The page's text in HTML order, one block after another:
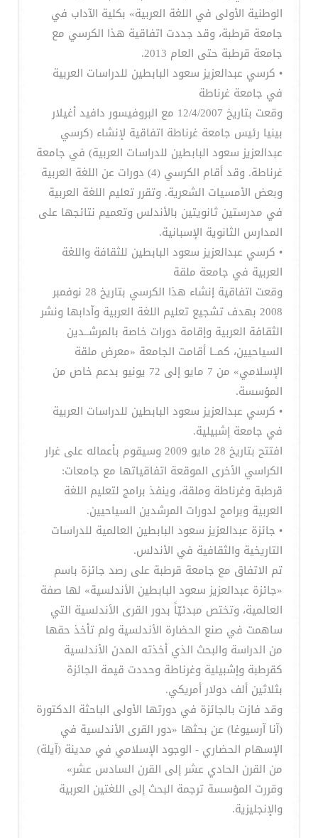
الوطنية الأولى في اللغة العربية» بكلية الآداب في
جامعة قرطبة، وقد جددت اتفاقية هذا الكرسي مع
جامعة قرطبة حتى العام 2013.
• كرسي عبدالعزيز سعود البابطين للدراسات العربية
في جامعة غرناطة
وقعت بتاريخ 12/4/2007 مع البروفيسور دافيد أغيلار
بينيا رئيس جامعة غرناطة اتفاقية لإنشاء (كرسي
عبدالعزيز سعود البابطين للدراسات العربية) في جامعة
غرناطة. وقد أقام الكرسي (4) دورات عن اللغة العربية
وبعض الأمسيات الشعرية. وتقرر تعليم اللغة العربية
في مدرستين ثانويتين بالأندلس وتعميم نتائجها على
المدارس الثانوية الإسبانية.
• كرسي عبدالعزيز سعود البابطين للثقافة واللغة
العربية في جامعة ملقة
وقعت اتفاقية إنشاء هذا الكرسي بتاريخ 28 نوفمبر
2008 بهدف تشجيع تعليم اللغة العربية وآدابها ونشر
الثقافة العربية وإقامة دورات خاصة بالمرشــدين
السياحيين، كمــا أقامت الجامعة «معرض ملقة
الإسلامي» من 7 مايو إلى 72 يونيو بدعم خاص من
المؤسسة.
• كرسي عبدالعزيز سعود البابطين للدراسات العربية
في جامعة إشبيلية.
افتتح بتاريخ 28 مايو 2009 وسيقوم بأعماله على غرار
الكراسي الأخرى الموقعة اتفاقياتها مع جامعات:
قرطبة وغرناطة وملقة، وينفذ برامج لتعليم اللغة
العربية وبرامج لدورات المرشدين السياحيين.
• جائزة عبدالعزيز سعود البابطين العالمية للدراسات
التاريخية والثقافية في الأندلس.
تم الاتفاق مع جامعة قرطبة على رصد جائزة باسم
«جائزة عبدالعزيز سعود البابطين الأندلسية» لها صفة
العالمية، وتختص مبدئيّاً بدور القرى الأندلسية التي
ساهمت في صنع الحضارة الأندلسية ولم تأخذ حقها
من الدراسة والبحث الذي أخذته المدن الأندلسية
كقرطبة وإشبيلية وغرناطة وحددت قيمة الجائزة
بثلاثين ألف دولار أمريكي.
وقد فازت بالجائزة في دورتها الأولى الباحثة الدكتورة
(آنا آرسيوغا) عن بحثها «دور القرى الأندلسية في
الإسهام الحضاري - الوجود الإسلامي في مدينة (آيلة)
من القرن الحادي عشر إلى القرن السادس عشر»
وقررت المؤسسة ترجمة البحث إلى اللغتين العربية
والإنجليزية.